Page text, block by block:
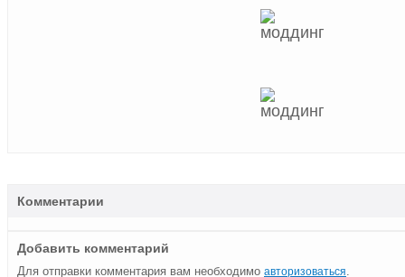
Комментарии
Добавить комментарий
Для отправки комментария вам необходимо авторизоваться